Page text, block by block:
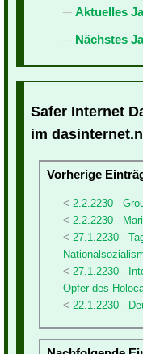
Aktuelles
Nächstes
Safer Internet
im
Vorherige
2.2.2230 -
2.2.2230 -
27.1.2230 -
27.1.2230 -
Opfer des
22.1.2230 -